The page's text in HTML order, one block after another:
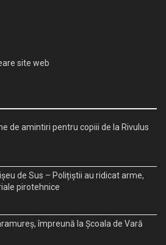
site web
de amintiri pentru copiii de la Rivulus
de Sus – Polițiștii au ridicat arme,
pirotehnice
împreună la Școala de Vară